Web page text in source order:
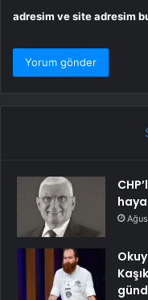
adresim ve site adresim